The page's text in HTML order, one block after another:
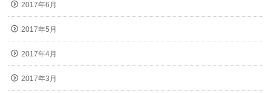
2017年6月
2017年5月
2017年4月
2017年3月